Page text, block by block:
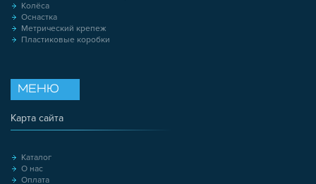
Колёса
Оснастка
Метрический крепеж
Пластиковые коробки
МЕНЮ
Карта сайта
Каталог
О нас
Оплата